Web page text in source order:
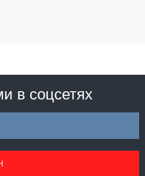
в соцсетях